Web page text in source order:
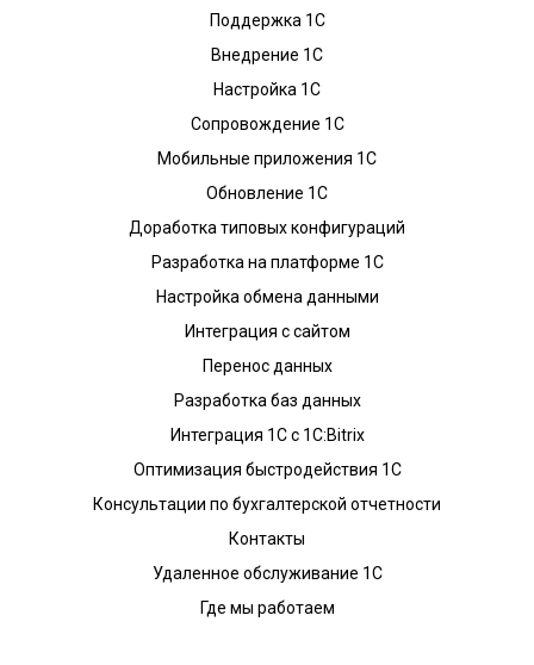
Поддержка 1С
Внедрение 1С
Настройка 1С
Сопровождение 1С
Мобильные приложения 1С
Обновление 1С
Доработка типовых конфигураций
Разработка на платформе 1С
Настройка обмена данными
Интеграция с сайтом
Перенос данных
Разработка баз данных
Интеграция 1С с 1С:Bitrix
Оптимизация быстродействия 1С
Консультации по бухгалтерской отчетности
Контакты
Удаленное обслуживание 1С
Где мы работаем